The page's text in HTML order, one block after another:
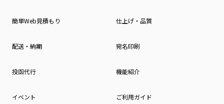
簡単Web見積もり 仕上げ・品質
配送・納期 宛名印刷
投函代行 機能紹介
イベント ご利用ガイド